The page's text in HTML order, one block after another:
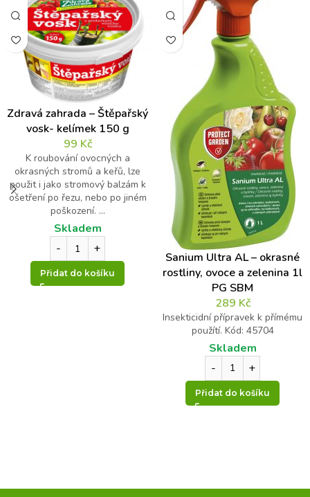
BIO kvalitě
Jak jsou pěstovány ovocné stromy v BIO kvalitě ?
Žádné použití chemických postřiků
aplikace organických ( přírodních ) látek pro pěstování
ovocných stromů
použití vlastního kompostu a štěpky pro výrobu přírodního
substrátu
při pěstování nejsou použita žádná minerální hnojiva
ekologické vytápění el. energií – fotovoltaika
na likvidaci plevele v kontejnerech je použita pouze horká
Křestní jméno Příjmení
K
o
*
d
o
E-mail*
Váš dotaz*
Kontrolní otázka
Zdravá zahrada – Štěpařský
vosk- kelímek 150 g
99 Kč
K roubování ovocných a
okrasných stromů a keřů, lze
použit i jako stromový balzám k
ošetření po řezu, nebo po jiném
poškození. ...
Skladem
Přidat do košíku
Sanium Ultra AL – okrasné
rostliny, ovoce a zelenina 1l
PG SBM
289 Kč
Insekticidní přípravek k přímému
použítí. Kód: 45704
Skladem
Přidat do košíku